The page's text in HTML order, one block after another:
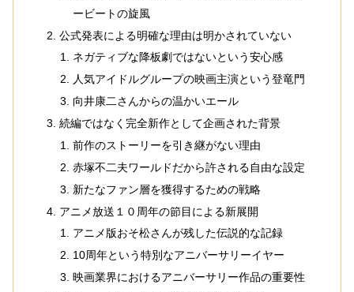
ービートの旋風
公式発表による明確な理由は明かされていない
ネガティブな降板劇ではないという安心感
人気アイドルグループの映画主演という登竜門
向井康二さんからの温かいエール
続編ではなく完全新作として企画された背景
前作のストーリーを引き継がない理由
赤塚不二夫ワールドだから許される自由な設定
新たなファン層を獲得するための戦略
アニメ放送１０周年の節目による新展開
アニメ版おそ松さんが残した伝説的な記録
10周年という特別なアニバーサリーイヤー
映画業界におけるアニバーサリー作品の重要性